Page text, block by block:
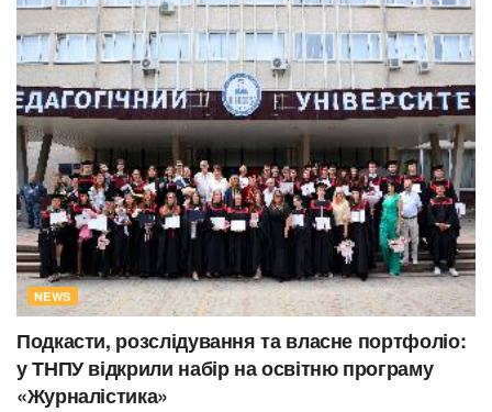
NEWS
Подкасти, розслідування та власне портфоліо:
у ТНПУ відкрили набір на освітню програму
«Журналістика»